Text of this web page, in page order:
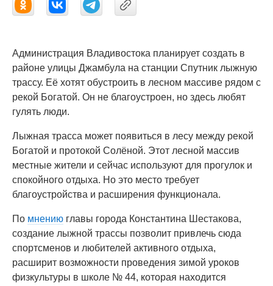
Администрация Владивостока планирует создать в
районе улицы Джамбула на станции Спутник лыжную
трассу. Её хотят обустроить в лесном массиве рядом с
рекой Богатой. Он не благоустроен, но здесь любят
гулять люди.
Лыжная трасса может появиться в лесу между рекой
Богатой и протокой Солёной. Этот лесной массив
местные жители и сейчас используют для прогулок и
спокойного отдыха. Но это место требует
благоустройства и расширения функционала.
По мнению главы города Константина Шестакова,
создание лыжной трассы позволит привлечь сюда
спортсменов и любителей активного отдыха,
расширит возможности проведения зимой уроков
физкультуры в школе № 44, которая находится